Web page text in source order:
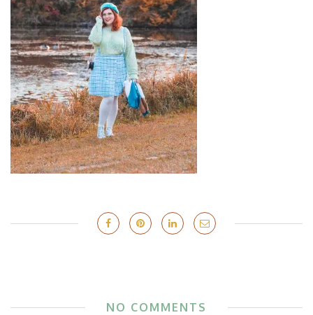
NO COMMENTS